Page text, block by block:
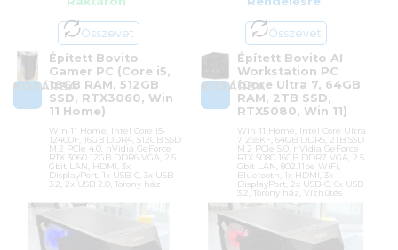
Összevet
KOSÁRBA
Épített Bovito
Gamer PC (Core i5,
16GB RAM, 512GB
SSD, RTX3060, Win
11 Home)
Win 11 Home, Intel Core i5-
12400F, 16GB DDR4, 512GB SSD
M.2 PCIe 4.0, nVidia GeForce
RTX 3060 12GB DDR6 VGA, 2.5
Gbit LAN, HDMI, 3x
DisplayPort, 1x USB-C, 3x USB
3.2, 2x USB 2.0, Torony ház
B_G38_I5B76016G512G3060W11
Kategóriák:BOVITO
Összevet
KOSÁRBA
Épített Bovito AI
Workstation PC
(Core Ultra 7, 64GB
RAM, 2TB SSD,
RTX5080, Win 11)
Win 11 Home, Intel Core Ultra
7 265KF, 64GB DDR5, 2TB SSD
M.2 PCIe 5.0, nVidia GeForce
RTX 5080 16GB DDR7 VGA, 2.5
Gbit LAN, 802.11be WiFi,
Bluetooth, 1x HDMI, 3x
DisplayPort, 2x USB-C, 6x USB
3.2, Torony ház, Vízhűtés
Cikkszám:
B_G46_CU7Z89064G2TB5080W11
BOVITO